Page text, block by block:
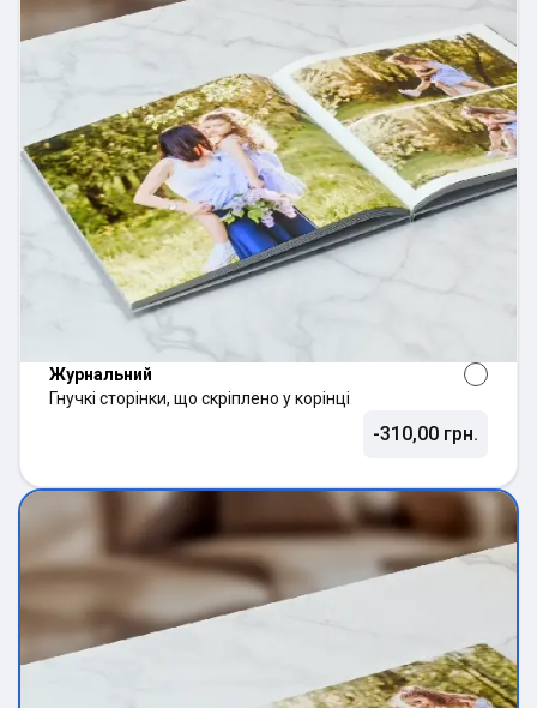
Журнальний
Гнучкі сторінки, що скріплено у корінці
-310,00 грн.